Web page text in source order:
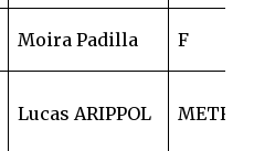
Moira Padilla F
Lucas ARIPPOL METRO